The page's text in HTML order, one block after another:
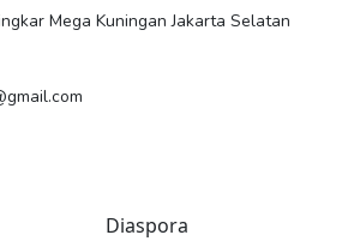
Mega Kuningan Jakarta Selatan
Diaspora